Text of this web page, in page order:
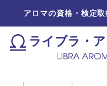
アロマの資格・検定
ライブラ・